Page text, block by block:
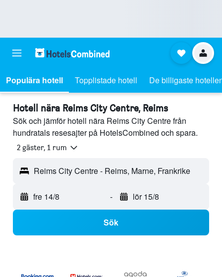
Populära hotell Topplistade hotell De billigaste
Hotell nära Reims City Centre, Reims
Sök och jämför hotell nära Reims City Centre från
hundratals resesajter på HotelsCombined och spara.
2 gäster, 1 rum
Reims City Centre - Reims, Marne, Frankrike
fre 14/8 - lör 15/8
Sök